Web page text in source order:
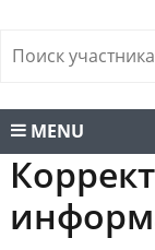
MENU